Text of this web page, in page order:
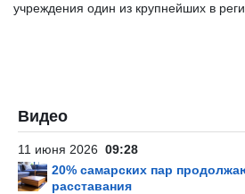
учреждения один из крупнейших в
Видео
11 июня 2026 09:28
20% самарских пар
расставания